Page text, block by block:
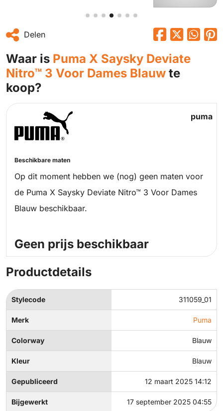
Delen
Waar is Puma X Saysky Deviate
Nitro™ 3 Voor Dames Blauw te
koop?
puma
Beschikbare maten
Op dit moment hebben we (nog) geen maten voor
de Puma X Saysky Deviate Nitro™ 3 Voor Dames
Blauw beschikbaar.
Geen prijs beschikbaar
Productdetails
Stylecode 311059_01
Merk Puma
Colorway Blauw
Kleur Blauw
Gepubliceerd 12 maart 2025 14:12
Bijgewerkt 17 september 2025 04:55